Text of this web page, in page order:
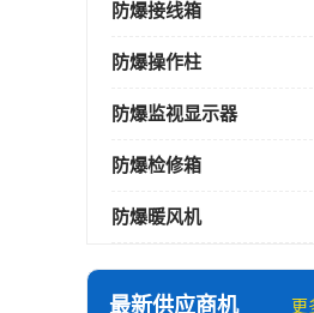
防爆接线箱
防爆操作柱
防爆监视显示器
防爆检修箱
防爆暖风机
最新供应商机 更